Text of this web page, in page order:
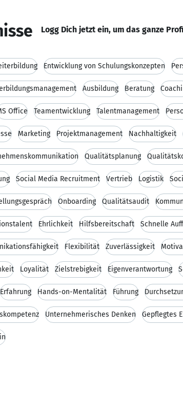
Logg Dich jetzt ein, um das ganze
Entwicklung von Schulungskonzepten
Ausbildung Beratung
Office Teamentwicklung Talentmanagement
Marketing Projektmanagement Nachhaltigkeit
Qualitätsplanung
Social Media Recruitment Vertrieb Logistik
Onboarding Qualitätsaudit
Ehrlichkeit Hilfsbereitschaft Schnelle
Flexibilität Zuverlässigkeit
Loyalität Zielstrebigkeit Eigenverantwortung
Erfahrung Hands-on-Mentalität Führung
Unternehmerisches Denken Gepflegtes